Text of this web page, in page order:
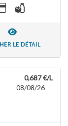
LE DÉTAIL
0,687 €/L
08/08/26